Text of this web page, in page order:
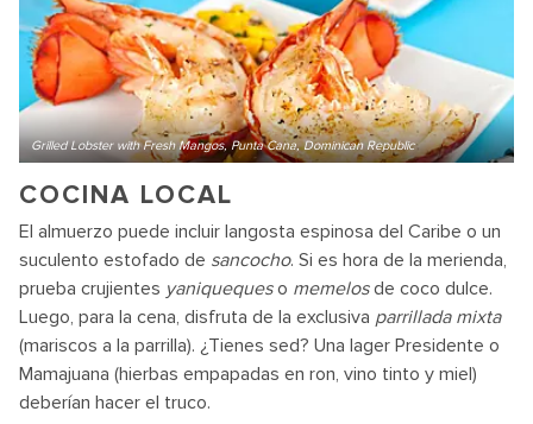
Grilled Lobster with Fresh Mangos, Punta Cana, Dominican Republic
COCINA LOCAL
El almuerzo puede incluir langosta espinosa del Caribe o un
suculento estofado de sancocho. Si es hora de la merienda,
prueba crujientes yaniquequeso memelosde coco dulce.
Luego, para la cena, disfruta de la exclusiva parrillada mixta
(mariscos a la parrilla). ¿Tienes sed? Una lager Presidente o
Mamajuana (hierbas empapadas en ron, vino tinto y miel)
deberían hacer el truco.